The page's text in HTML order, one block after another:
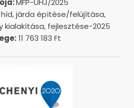
MFP-UHJ/2025
híd, járda építése/felújítása,
kialakítása, fejlesztése-2025
11 763 183 Ft